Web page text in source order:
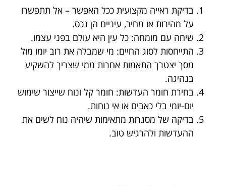
בדיקת ראייה מקצועית ככל האפשר – אל תתפשרו
על מהירות או מחיר, עיניים הן נכס.
שיחה עם מומחה: כל עין היא עולם בפני עצמו.
התייחסות לסוג החיים: מי שמבלה את רוב יומו מול
מסך יצטרך התאמות אחרות ממי שצריך להשקיע
בנהיגה.
בחירת חומר העדשות: חומר קל ונוח שייצור שימוש
יום-יומי בלי כאבים או אי נוחות.
בדיקה של מסגרות מתאימות שיהיה נוח לשים את
ההעדשות ולהרגיש טוב.